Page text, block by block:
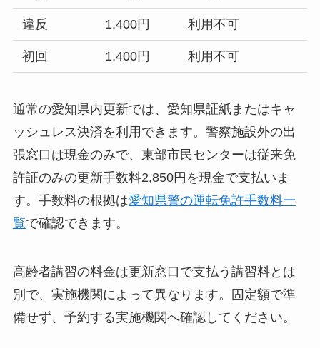
違反 1,400円 利用不可
初回 1,400円 利用不可
通常の愛知県内更新では、愛知県証紙またはキャ
ッシュレス決済を利用できます。警察施設外の出
張窓口は現金のみで、東部市民センターは従来免
許証のみの更新手数料2,850円を現金で支払いま
す。手数料の根拠は愛知県警の運転免許手数料一
覧で確認できます。
高齢者講習の料金は更新窓口で支払う講習料とは
別で、実施機関によって異なります。固定額で準
備せず、予約する実施機関へ確認してください。